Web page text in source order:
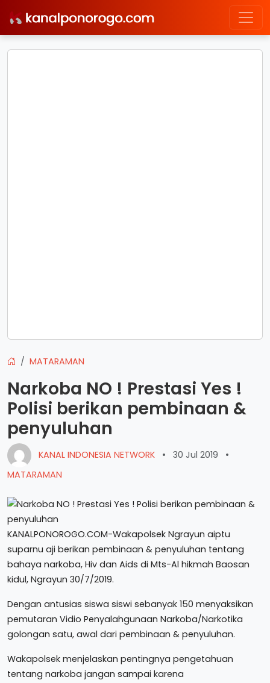
MATARAMAN
Narkoba NO ! Prestasi Yes !
Polisi berikan pembinaan &
penyuluhan
KANAL INDONESIA NETWORK • 30 Jul 2019
•
MATARAMAN
KANALPONOROGO.COM-Wakapolsek Ngrayun aiptu
suparnu aji berikan pembinaan & penyuluhan tentang
bahaya narkoba, Hiv dan Aids di Mts-Al hikmah Baosan
kidul, Ngrayun 30/7/2019.
Dengan antusias siswa siswi sebanyak 150 menyaksikan
pemutaran Vidio Penyalahgunaan Narkoba/Narkotika
golongan satu, awal dari pembinaan & penyuluhan.
Wakapolsek menjelaskan pentingnya pengetahuan
tentang narkoba jangan sampai karena